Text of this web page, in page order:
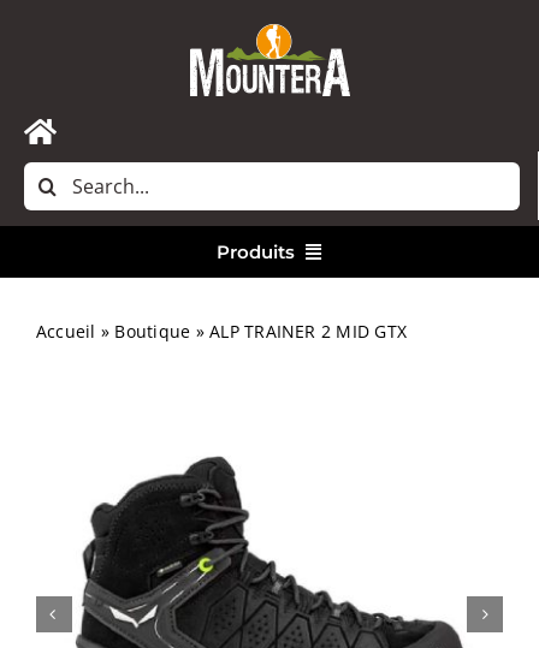
Toggle
Navigation
Accueil
Rechercher:
Produits
Bivouac
Trail
Escalade / Alpinisme
Accueil » Boutique »ALP TRAINER 2 MID GTX